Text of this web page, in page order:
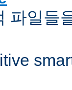
파일들